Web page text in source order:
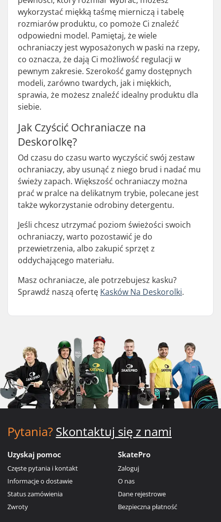
wykorzystać miękką taśmę mierniczą i tabelę
rozmiarów produktu, co pomoże Ci znaleźć
odpowiedni model. Pamiętaj, że wiele
ochraniaczy jest wyposażonych w paski na rzepy,
co oznacza, że dają Ci możliwość regulacji w
pewnym zakresie. Szerokość gamy dostępnych
modeli, zarówno twardych, jak i miękkich,
sprawia, że możesz znaleźć idealny produktu dla
siebie.
Jak Czyścić Ochraniacze na
Deskorolkę?
Od czasu do czasu warto wyczyścić swój zestaw
ochraniaczy, aby usunąć z niego brud i nadać mu
świeży zapach. Większość ochraniaczy można
prać w pralce na delikatnym trybie, polecane jest
także wykorzystanie odrobiny detergentu.
Jeśli chcesz utrzymać poziom świeżości swoich
ochraniaczy, warto pozostawić je do
przewietrzenia, albo zakupić sprzęt z
oddychającego materiału.
Masz ochraniacze, ale potrzebujesz kasku?
Sprawdź naszą ofertę Kasków Na Deskorolki.
Pytania? Skontaktuj się z nami
Uzyskaj pomoc
Częste pytania i kontakt
Informacje o dostawie
Status zamówienia
Zwroty
SkatePro
Zaloguj
O nas
Dane rejestrowe
Bezpieczna płatność